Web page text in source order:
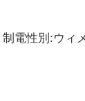
電性別:ウィ